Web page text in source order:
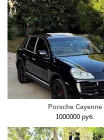
Porsche Cayenne
1000000 руб.